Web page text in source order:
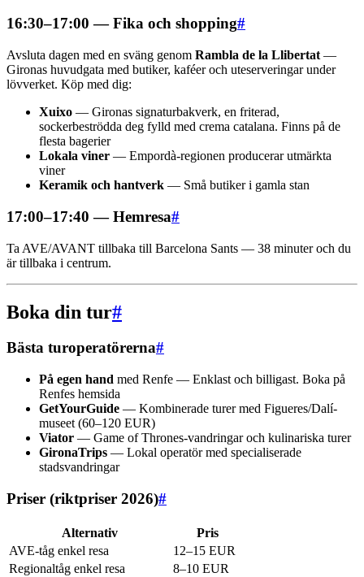
16:30–17:00 — Fika och shopping#
Avsluta dagen med en sväng genom Rambla de la Llibertat —
Gironas huvudgata med butiker, kaféer och uteserveringar under
lövverket. Köp med dig:
Xuixo — Gironas signaturbakverk, en friterad,
sockerbeströdda deg fylld med crema catalana. Finns på de
flesta bagerier
Lokala viner — Empordà-regionen producerar utmärkta
viner
Keramik och hantverk — Små butiker i gamla stan
17:00–17:40 — Hemresa#
Ta AVE/AVANT tillbaka till Barcelona Sants — 38 minuter och du
är tillbaka i centrum.
Boka din tur#
Bästa turoperatörerna#
På egen hand med Renfe — Enklast och billigast. Boka på
Renfes hemsida
GetYourGuide — Kombinerade turer med Figueres/Dalí-
museet (60–120 EUR)
Viator — Game of Thrones-vandringar och kulinariska turer
GironaTrips — Lokal operatör med specialiserade
stadsvandringar
Priser (riktpriser 2026)#
Alternativ
Pris
AVE-tåg enkel resa
12–15 EUR
Regionaltåg enkel resa
8–10 EUR